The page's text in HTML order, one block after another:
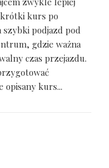
kurs po
podjazd pod
gdzie ważna
czas przejazdu.
opisany kurs...